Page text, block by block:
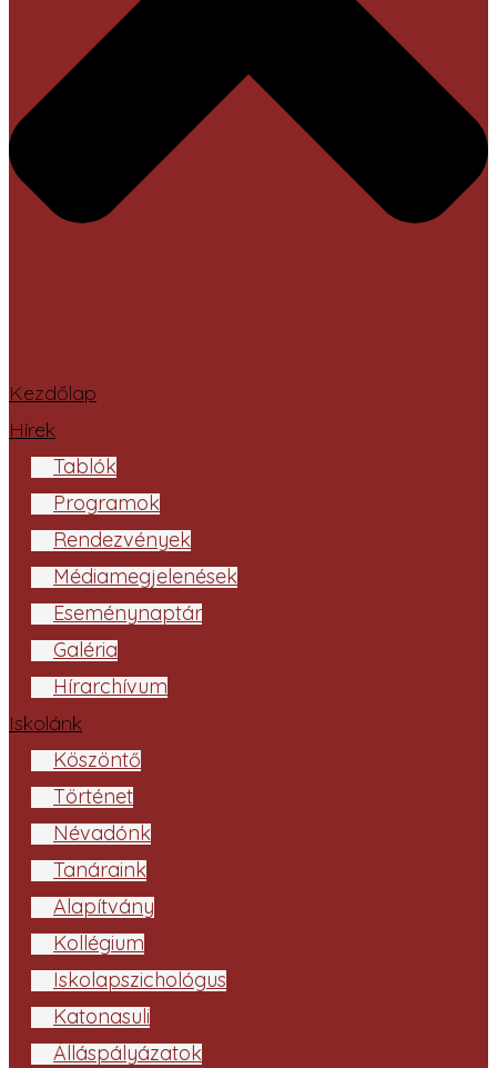
Kezdőlap
Hírek
Tablók
Programok
Rendezvények
Médiamegjelenések
Eseménynaptár
Galéria
Hírarchívum
Iskolánk
Köszöntő
Történet
Névadónk
Tanáraink
Alapítvány
Kollégium
Iskolapszichológus
Katonasuli
Álláspályázatok